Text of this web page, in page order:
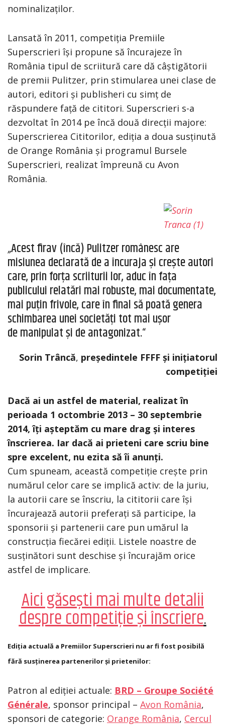
nominalizaților.
Lansată în 2011, competiția Premiile
Superscrieri își propune să încurajeze în
România tipul de scriitură care dă câștigătorii
de premii Pulitzer, prin stimularea unei clase de
autori, editori și publisheri cu simț de
răspundere față de cititori. Superscrieri s-a
dezvoltat în 2014 pe încă două direcții majore:
Superscrierea Cititorilor, ediția a doua susținută
de Orange România și programul Bursele
Superscrieri, realizat împreună cu Avon
România.
„Acest firav (încă) Pulitzer românesc are
misiunea declarată de a încuraja şi creşte autori
care, prin forţa scriiturii lor, aduc în faţa
publicului relatări mai robuste, mai documentate,
mai puţin frivole, care în finalsă poată genera
schimbarea unei societăţi tot mai uşor
demanipulatşi deantagonizat.“
Sorin Trâncă, președintele FFFF și inițiatorul
competiției
Dacă ai un astfel de material, realizat în
perioada 1 octombrie 2013 – 30 septembrie
2014, îți așteptăm cu mare drag și interes
înscrierea. Iar dacă ai prieteni care scriu bine
spre excelent, nu ezita să îi anunți.
Cum spuneam, această competiție crește prin
numărul celor care se implică activ: de la juriu,
la autorii care se înscriu, la cititorii care își
încurajează autorii preferați să participe, la
sponsorii și partenerii care pun umărul la
construcția fiecărei ediții. Listele noastre de
susținători sunt deschise și încurajăm orice
astfel de implicare.
Aici găsești mai multe detalii
despre competiție și înscriere.
Ediția actuală a Premiilor Superscrieri nu ar fi fost posibilă
fără susținerea partenerilor și prietenilor:
Patron al ediției actuale: BRD – Groupe Société
Générale, sponsor principal – Avon România,
sponsori de categorie: Orange România, Cercul